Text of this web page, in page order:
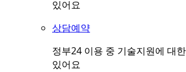
있어요
상담예약
정부24 이용 중 기술지원에 대
있어요